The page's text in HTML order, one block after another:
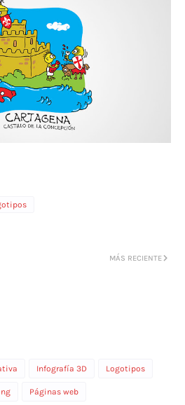
MÁS RECIENTE
Infografía 3D Logotipos
Páginas web